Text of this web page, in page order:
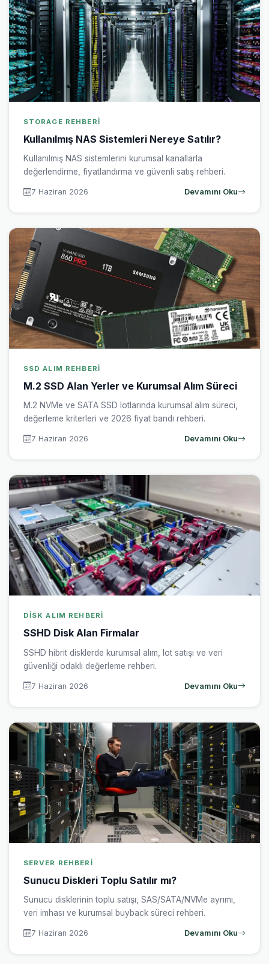
STORAGE REHBERI
Kullanılmış NAS Sistemleri Nereye Satılır?
Kullanılmış NAS sistemlerini kurumsal kanallarla
değerlendirme, fiyatlandırma ve güvenli satış rehberi.
7 Haziran 2026 Devamını Oku
SSD ALIM REHBERI
M.2 SSD Alan Yerler ve Kurumsal Alım Süreci
M.2 NVMe ve SATA SSD lotlarında kurumsal alım süreci,
değerleme kriterleri ve 2026 fiyat bandı rehberi.
7 Haziran 2026 Devamını Oku
DISK ALIM REHBERI
SSHD Disk Alan Firmalar
SSHD hibrit disklerde kurumsal alım, lot satışı ve veri
güvenliği odaklı değerleme rehberi.
7 Haziran 2026 Devamını Oku
SERVER REHBERI
Sunucu Diskleri Toplu Satılır mı?
Sunucu disklerinin toplu satışı, SAS/SATA/NVMe ayrımı,
veri imhası ve kurumsal buyback süreci rehberi.
7 Haziran 2026 Devamını Oku